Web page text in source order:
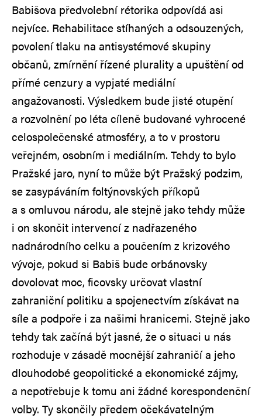
Babišova předvolební rétorika odpovídá asi
nejvíce. Rehabilitace stíhaných a odsouzených,
povolení tlaku na antisystémové skupiny
občanů, zmírnění řízené plurality a upuštění od
přímé cenzury a vypjaté mediální
angažovanosti. Výsledkem bude jisté otupění
a rozvolnění po léta cíleně budované vyhrocené
celospolečenské atmosféry, a to v prostoru
veřejném, osobním i mediálním. Tehdy to bylo
Pražské jaro, nyní to může být Pražský podzim,
se zasypáváním foltýnovských příkopů
a s omluvou národu, ale stejně jako tehdy může
i on skončit intervencí z nadřazeného
nadnárodního celku a poučením z krizového
vývoje, pokud si Babiš bude orbánovsky
dovolovat moc, ficovsky určovat vlastní
zahraniční politiku a spojenectvím získávat na
síle a podpoře i za našimi hranicemi. Stejně jako
tehdy tak začíná být jasné, že o situaci u nás
rozhoduje v zásadě mocnější zahraničí a jeho
dlouhodobé geopolitické a ekonomické zájmy,
a nepotřebuje k tomu ani žádné korespondenční
volby. Ty skončily předem očekávatelným